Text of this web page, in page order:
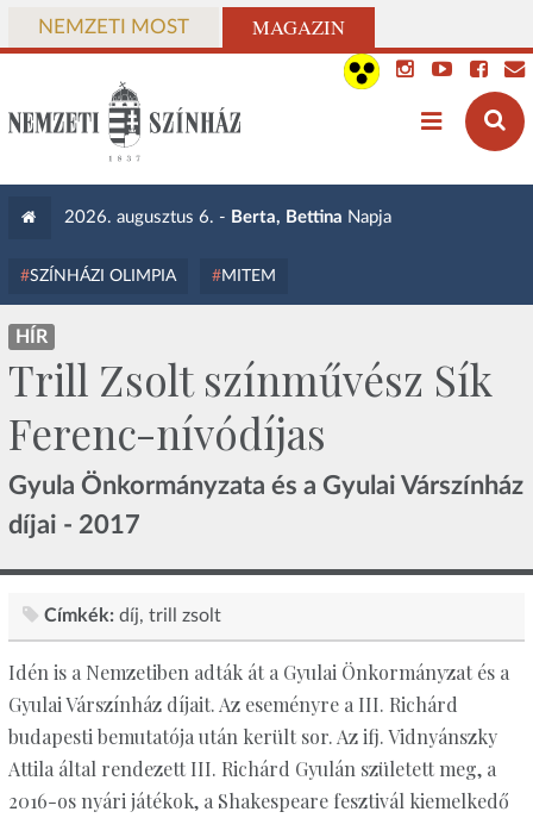
NEMZETI MOST MAGAZIN
2026. augusztus 6. - Berta, Bettina Napja
SZÍNHÁZI OLIMPIA MITEM
HÍR
Trill Zsolt színművész Sík
Ferenc-nívódíjas
Gyula Önkormányzata és a Gyulai Várszínház
díjai - 2017
Címkék: díj trill zsolt
Idén is a Nemzetiben adták át a Gyulai Önkormányzat és a
Gyulai Várszínház díjait. Az eseményre a III. Richárd
budapesti bemutatója után került sor. Az ifj. Vidnyánszky
Attila által rendezett III. Richárd Gyulán született meg, a
2016-os nyári játékok, a Shakespeare fesztivál kiemelkedő